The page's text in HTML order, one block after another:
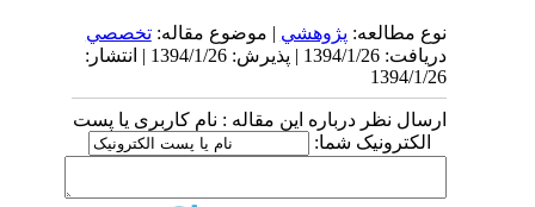
نوع مطالعه:پژوهشي| موضوع مقاله:تخصصي
دریافت: 1394/1/26 | پذیرش: 1394/1/26 | انتشار:
1394/1/26
ارسال نظر درباره این مقاله : نام کاربری یا پست
الکترونیک شما: